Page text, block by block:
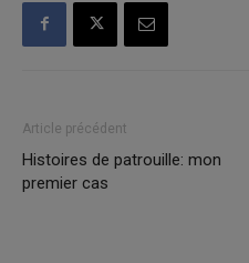
Article précédent
Histoires de patrouille: mon
premier cas